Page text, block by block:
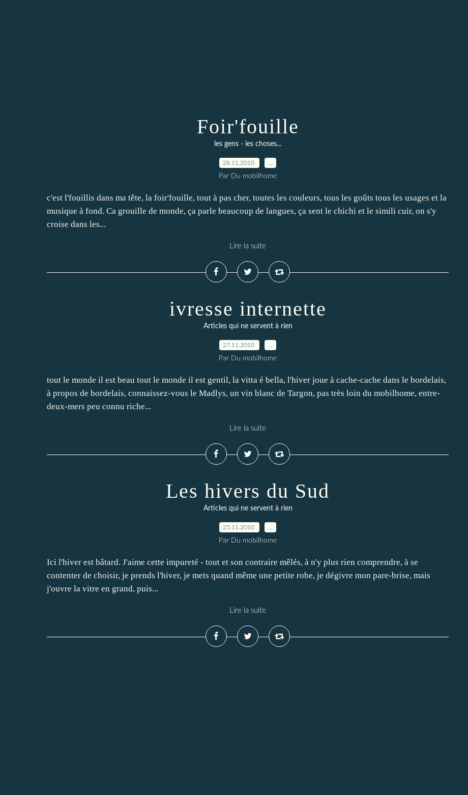
Foir'fouille
les gens - les choses...
28.11.2010
Par Du mobilhome
c'est l'fouillis dans ma tête, la foir'fouille, tout à pas cher, toutes les couleurs, tous les goûts tous les usages et la
musique à fond. Ca grouille de monde, ça parle beaucoup de langues, ça sent le chichi et le simili cuir, on s'y
croise dans les...
Lire la suite
ivresse internette
Articles qui ne servent à rien
27.11.2010
Par Du mobilhome
tout le monde il est beau tout le monde il est gentil, la vitta é bella, l'hiver joue à cache-cache dans le bordelais,
à propos de bordelais, connaissez-vous le Madlys, un vin blanc de Targon, pas très loin du mobilhome, entre-
deux-mers peu connu riche...
Lire la suite
Les hivers du Sud
Articles qui ne servent à rien
25.11.2010
Par Du mobilhome
Ici l'hiver est bâtard. J'aime cette impureté - tout et son contraire mêlés, à n'y plus rien comprendre, à se
contenter de choisir, je prends l'hiver, je mets quand même une petite robe, je dégivre mon pare-brise, mais
j'ouvre la vitre en grand, puis...
Lire la suite